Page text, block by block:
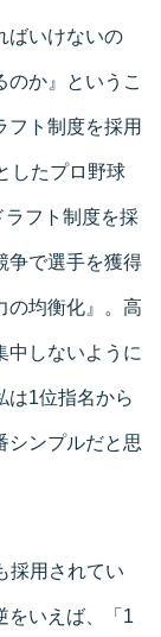
ばいけないの
のか』というこ
フト制度を採用
したプロ野球
フト制度を採
争で選手を獲得
の均衡化』。高
中しないように
は1位指名から
シンプルだと思
採用されてい
をいえば、「1